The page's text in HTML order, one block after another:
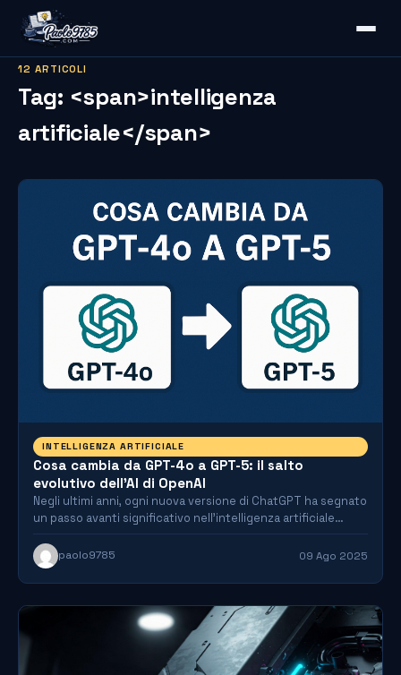
12 ARTICOLI
Tag: <span>intelligenza
artificiale</span>
INTELLIGENZA ARTIFICIALE
Cosa cambia da GPT-4o a GPT-5: il salto
evolutivo dell’AI di OpenAI
Negli ultimi anni, ogni nuova versione di ChatGPT ha segnato
un passo avanti significativo nell’intelligenza artificiale
conversazionale. Con…
paolo9785 09 Ago 2025